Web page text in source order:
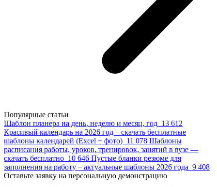
Популярные статьи
Шаблон планера на день, неделю и месяц, год 13 612
Красивый календарь на 2026 год – скачать бесплатные
шаблоны календарей (Excel + фото) 11 078 Шаблоны
расписания работы, уроков, тренировок, занятий в вузе —
скачать бесплатно 10 646 Пустые бланки резюме для
заполнения на работу – актуальные шаблоны 2026 года 9 408
Оставьте заявку на персональную демонстрацию